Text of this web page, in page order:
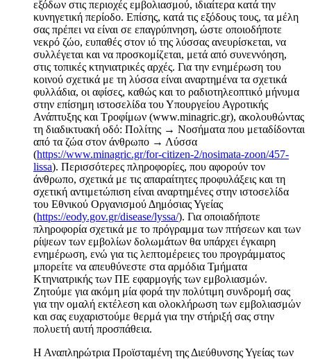
εξόδων στις περιοχές εμβολιασμού, ιδιαίτερα κατά την
κυνηγετική περίοδο. Επίσης, κατά τις εξόδους τους, τα μέλη
σας πρέπει να είναι σε επαγρύπνηση, ώστε οποιοδήποτε
νεκρό ζώο, ευπαθές στον ιό της λύσσας ανευρίσκεται, να
συλλέγεται και να προσκομίζεται, μετά από συνεννόηση,
στις τοπικές κτηνιατρικές αρχές. Για την ενημέρωση του
κοινού σχετικά με τη λύσσα είναι αναρτημένα τα σχετικά
φυλλάδια, οι αφίσες, καθώς και το ραδιοτηλεοπτικό μήνυμα
στην επίσημη ιστοσελίδα του Υπουργείου Αγροτικής
Ανάπτυξης και Τροφίμων (www.minagric.gr), ακολουθώντας
τη διαδικτυακή οδό: Πολίτης → Νοσήματα που μεταδίδονται
από τα ζώα στον άνθρωπο → Λύσσα
(https://www.minagric.gr/for-citizen-2/nosimata-zoon/457-
lissa). Περισσότερες πληροφορίες, που αφορούν τον
άνθρωπο, σχετικά με τις απαραίτητες προφυλάξεις και τη
σχετική αντιμετώπιση είναι αναρτημένες στην ιστοσελίδα
του Εθνικού Οργανισμού Δημόσιας Υγείας
(https://eody.gov.gr/disease/lyssa/). Για οποιαδήποτε
πληροφορία σχετικά με το πρόγραμμα των πτήσεων και των
ρίψεων των εμβολίων δολωμάτων θα υπάρχει έγκαιρη
ενημέρωση, ενώ για τις λεπτομέρειες του προγράμματος
μπορείτε να απευθύνεστε στα αρμόδια Τμήματα
Κτηνιατρικής των ΠΕ εφαρμογής των εμβολιασμών.
Ζητούμε για ακόμη μία φορά την πολύτιμη συνδρομή σας
για την ομαλή εκτέλεση και ολοκλήρωση των εμβολιασμών
και σας ευχαριστούμε θερμά για την στήριξή σας στην
πολυετή αυτή προσπάθεια.
Η Αναπληρώτρια Προϊσταμένη της Διεύθυνσης Υγείας των